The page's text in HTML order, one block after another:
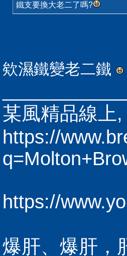
鐵支要換大老二了嗎?
欸濕鐵變老二鐵
某風精品線上
https://
https://
爆肝、爆肝，